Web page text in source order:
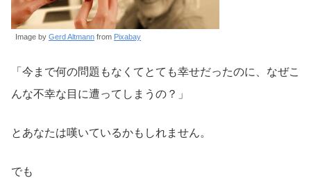
Image by Gerd Altmann from Pixabay
「今まで何の問題もなくてとても幸せだったのに、なぜこ
んな不幸な目に遭ってしまうの？」
とあなたは嘆いているかもしれません。
でも